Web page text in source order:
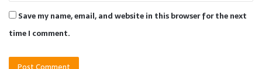
Save my name, email, and website in this browser for the next
time I comment.